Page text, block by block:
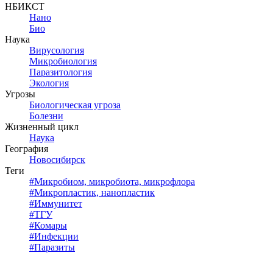
НБИКСТ
Нано
Био
Наука
Вирусология
Микробиология
Паразитология
Экология
Угрозы
Биологическая угроза
Болезни
Жизненный цикл
Наука
География
Новосибирск
Теги
#Микробиом, микробиота, микрофлора
#Микропластик, нанопластик
#Иммунитет
#ТГУ
#Комары
#Инфекции
#Паразиты